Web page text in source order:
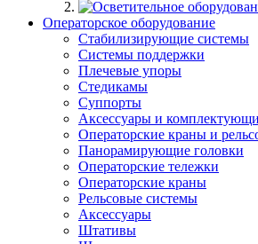
Операторское оборудование
Стабилизирующие системы
Системы поддержки
Плечевые упоры
Стедикамы
Суппорты
Аксессуары и
Операторские краны и
Панорамирующие головки
Операторские тележки
Операторские краны
Рельсовые системы
Аксессуары
Штативы